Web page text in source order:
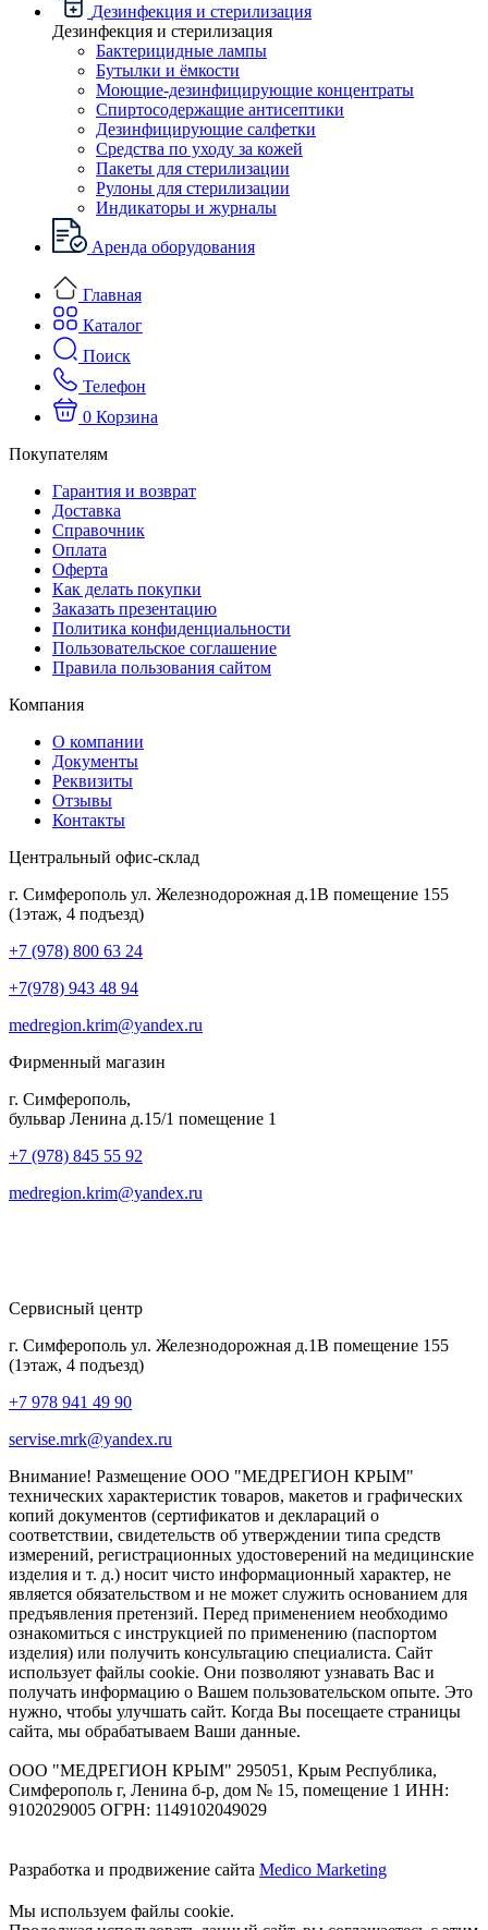
Дезинфекция и стерилизация
Дезинфекция и стерилизация
Бактерицидные лампы
Бутылки и ёмкости
Моющие-дезинфицирующие концентраты
Спиртосодержащие антисептики
Дезинфицирующие салфетки
Средства по уходу за кожей
Пакеты для стерилизации
Рулоны для стерилизации
Индикаторы и журналы
Аренда оборудования
Главная
Каталог
Поиск
Телефон
0 Корзина
Покупателям
Гарантия и возврат
Доставка
Справочник
Оплата
Оферта
Как делать покупки
Заказать презентацию
Политика конфиденциальности
Пользовательское соглашение
Правила пользования сайтом
Компания
О компании
Документы
Реквизиты
Отзывы
Контакты
Центральный офис-склад
г. Симферополь ул. Железнодорожная д.1В помещение 155
(1этаж, 4 подъезд)
+7 (978) 800 63 24
+7(978) 943 48 94
medregion.krim@yandex.ru
Фирменный магазин
г. Симферополь,
бульвар Ленина д.15/1 помещение 1
+7 (978) 845 55 92
medregion.krim@yandex.ru
Сервисный центр
г. Симферополь ул. Железнодорожная д.1В помещение 155
(1этаж, 4 подъезд)
+7 978 941 49 90
servise.mrk@yandex.ru
Внимание! Размещение ООО "МЕДРЕГИОН КРЫМ"
технических характеристик товаров, макетов и графических
копий документов (сертификатов и деклараций о
соответствии, свидетельств об утверждении типа средств
измерений, регистрационных удостоверений на медицинские
изделия и т. д.) носит чисто информационный характер, не
является обязательством и не может служить основанием для
предъявления претензий. Перед применением необходимо
ознакомиться с инструкцией по применению (паспортом
изделия) или получить консультацию специалиста. Сайт
использует файлы cookie. Они позволяют узнавать Вас и
получать информацию о Вашем пользовательском опыте. Это
нужно, чтобы улучшать сайт. Когда Вы посещаете страницы
сайта, мы обрабатываем Ваши данные.
ООО "МЕДРЕГИОН КРЫМ" 295051, Крым Республика,
Симферополь г, Ленина б-р, дом № 15, помещение 1 ИНН:
9102029005 ОГРН: 1149102049029
Разработка и продвижение сайта Medico Marketing
Мы используем файлы cookie.